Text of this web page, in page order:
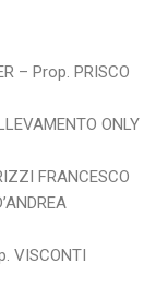
– Prop. PRISCO
ONLY
FRANCESCO
VISCONTI